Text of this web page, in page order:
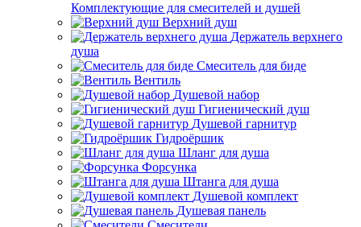
Комплектующие для смесителей и душей
Верхний душ
Держатель верхнего
душа
Смеситель для биде
Вентиль
Душевой набор
Гигиенический душ
Душевой гарнитур
Гидроёршик
Шланг для душа
Форсунка
Штанга для душа
Душевой комплект
Душевая панель